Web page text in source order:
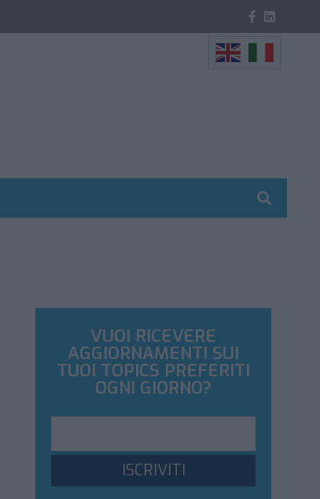
VUOI RICEVERE
AGGIORNAMENTI SUI
TUOI TOPICS PREFERITI
OGNI GIORNO?
ISCRIVITI